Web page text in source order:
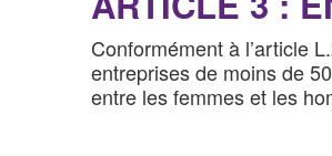
Conformément à l’article
entreprises de moins de
entre les femmes et les